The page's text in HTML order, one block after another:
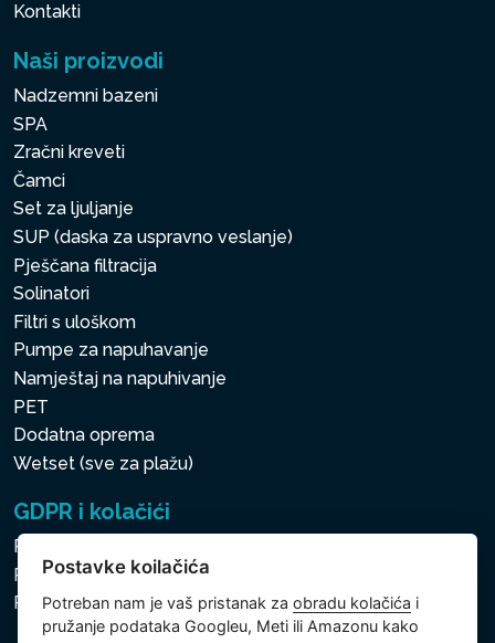
Kontakti
Naši proizvodi
Nadzemni bazeni
SPA
Zračni kreveti
Čamci
Set za ljuljanje
SUP (daska za uspravno veslanje)
Pješčana filtracija
Solinatori
Filtri s uloškom
Pumpe za napuhavanje
Namještaj na napuhivanje
PET
Dodatna oprema
Wetset (sve za plažu)
GDPR i kolačići
Pravila zaštite osobnih i drugih obrađivanih podataka
Politika kolačića
Postavke koilačića
Postavke koilačića
Potreban nam je vaš pristanak zaobradu kolačića i
pružanje podataka Googleu, Meti ili Amazonu kako